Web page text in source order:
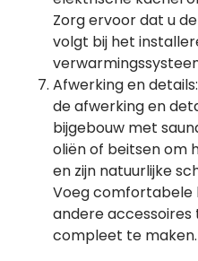
Zorg ervoor dat u
volgt bij het
Afwerking en
de afwerking en
bijgebouw met
oliën of beitsen om
en zijn natuurlijke
Voeg comfortabele
andere
compleet te maken.